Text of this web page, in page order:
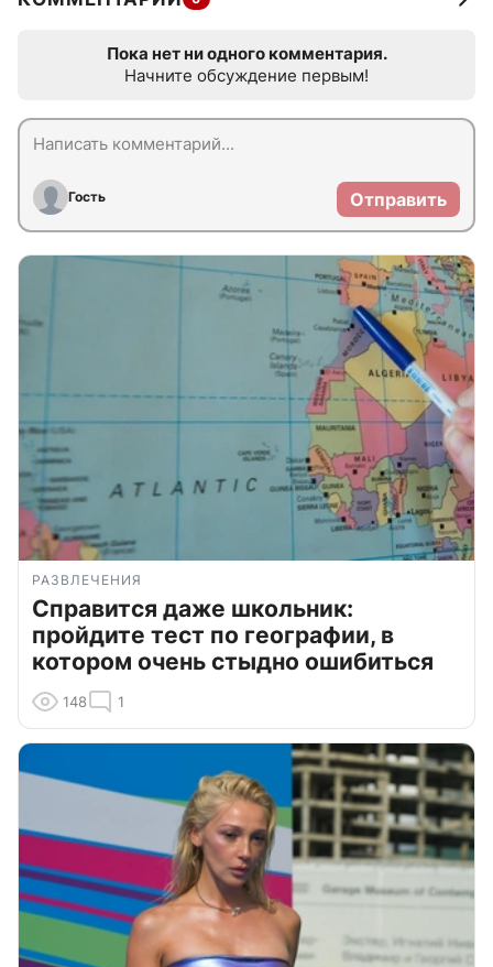
Пока нет ни одного комментария.
Начните обсуждение первым!
Гость Отправить
РАЗВЛЕЧЕНИЯ
Справится даже школьник:
пройдите тест по географии, в
котором очень стыдно ошибиться
148 1